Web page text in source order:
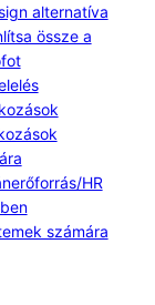
alternatíva
össze a
HR
számára